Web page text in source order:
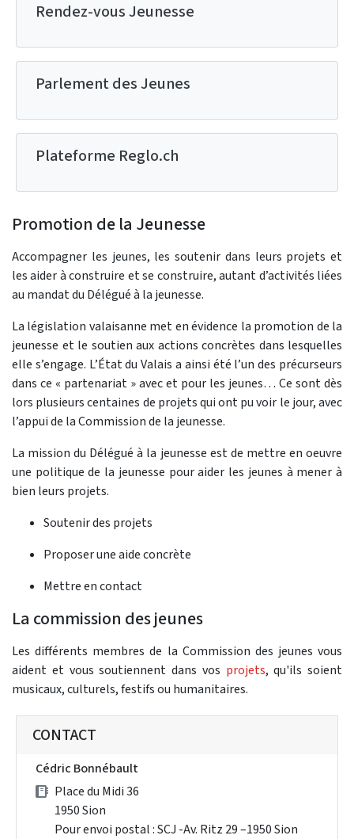
Rendez-vous Jeunesse
Parlement des Jeunes
Plateforme Reglo.ch
Promotion de la Jeunesse
Accompagner les jeunes, les soutenir dans leurs projets et
les aider à construire et se construire, autant d’activités liées
au mandat du Délégué à la jeunesse.
La législation valaisanne met en évidence la promotion de la
jeunesse et le soutien aux actions concrètes dans lesquelles
elle s’engage. L’État du Valais a ainsi été l’un des précurseurs
dans ce « partenariat » avec et pour les jeunes… Ce sont dès
lors plusieurs centaines de projets qui ont pu voir le jour, avec
l’appui de la Commission de la jeunesse.
La mission du Délégué à la jeunesse est de mettre en oeuvre
une politique de la jeunesse pour aider les jeunes à mener à
bien leurs projets.
Soutenir des projets
Proposer une aide concrète
Mettre en contact
La commission des jeunes
Les différents membres de la Commission des jeunes vous
aident et vous soutiennent dans vos projets, qu'ils soient
musicaux, culturels, festifs ou humanitaires.
CONTACT
Cédric Bonnébault
Place du Midi 36
1950 Sion
Pour envoi postal : SCJ -Av. Ritz 29 –1950 Sion